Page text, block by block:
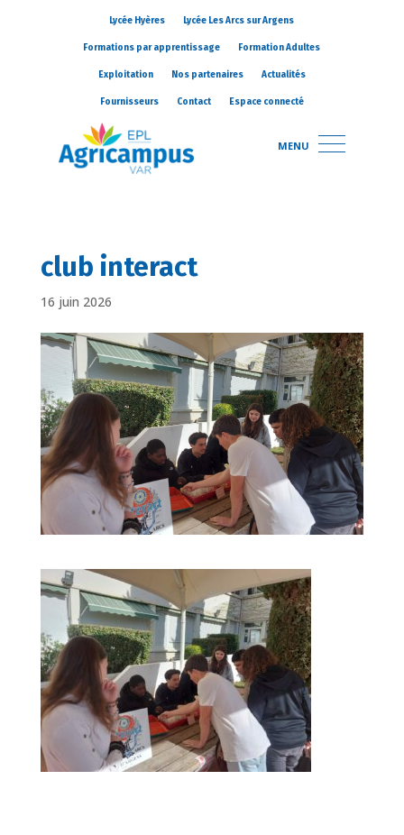
Lycée Hyères Lycée Les Arcs sur Argens
Formations par apprentissage Formation Adultes
Exploitation Nos partenaires Actualités
Fournisseurs Contact Espace connecté
MENU
club interact
16 juin 2026